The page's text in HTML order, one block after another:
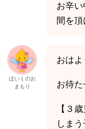
お辛
間を頂
ほいくのお
まもり
おはよ
お待た
【３
しま